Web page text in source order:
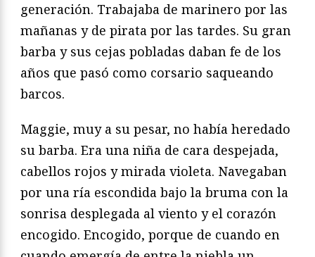
generación. Trabajaba de marinero por las
mañanas y de pirata por las tardes. Su gran
barba y sus cejas pobladas daban fe de los
años que pasó como corsario saqueando
barcos.
Maggie, muy a su pesar, no había heredado
su barba. Era una niña de cara despejada,
cabellos rojos y mirada violeta. Navegaban
por una ría escondida bajo la bruma con la
sonrisa desplegada al viento y el corazón
encogido. Encogido, porque de cuando en